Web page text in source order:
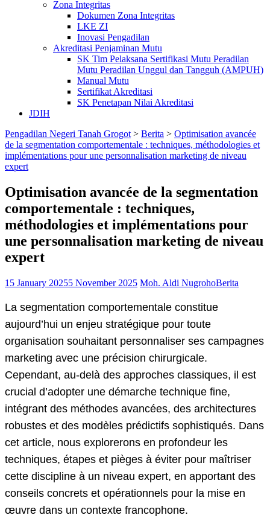
Zona Integritas
Dokumen Zona Integritas
LKE ZI
Inovasi Pengadilan
Akreditasi Penjaminan Mutu
SK Tim Pelaksana Sertifikasi Mutu Peradilan
Mutu Peradilan Unggul dan Tangguh (AMPUH)
Manual Mutu
Sertifikat Akreditasi
SK Penetapan Nilai Akreditasi
JDIH
Pengadilan Negeri Tanah Grogot > Berita > Optimisation avancée
de la segmentation comportementale : techniques, méthodologies et
implémentations pour une personnalisation marketing de niveau
expert
Optimisation avancée de la segmentation
comportementale : techniques,
méthodologies et implémentations pour
une personnalisation marketing de niveau
expert
15 January 20255 November 2025 Moh. Aldi NugrohoBerita
La segmentation comportementale constitue
aujourd’hui un enjeu stratégique pour toute
organisation souhaitant personnaliser ses campagnes
marketing avec une précision chirurgicale.
Cependant, au-delà des approches classiques, il est
crucial d’adopter une démarche technique fine,
intégrant des méthodes avancées, des architectures
robustes et des modèles prédictifs sophistiqués. Dans
cet article, nous explorerons en profondeur les
techniques, étapes et pièges à éviter pour maîtriser
cette discipline à un niveau expert, en apportant des
conseils concrets et opérationnels pour la mise en
œuvre dans un contexte francophone.